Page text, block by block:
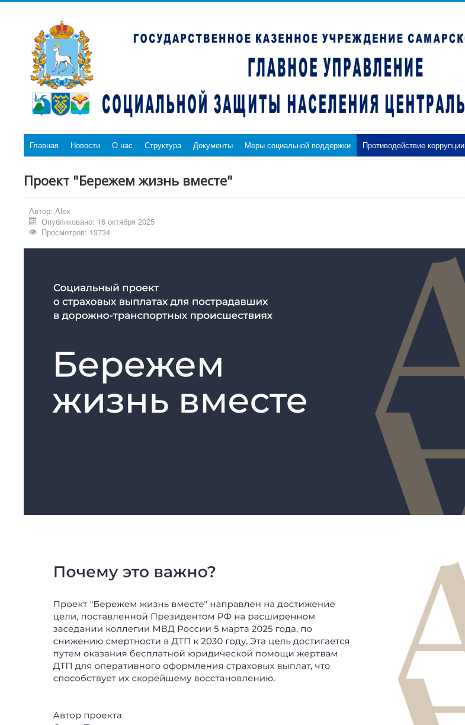
Главная Новости О нас Структура Документы Меры социальной поддержки Противодействие коррупции
Проект "Бережем жизнь вместе"
Автор: Alex
Опубликовано: 16 октября 2025
Просмотров: 13734